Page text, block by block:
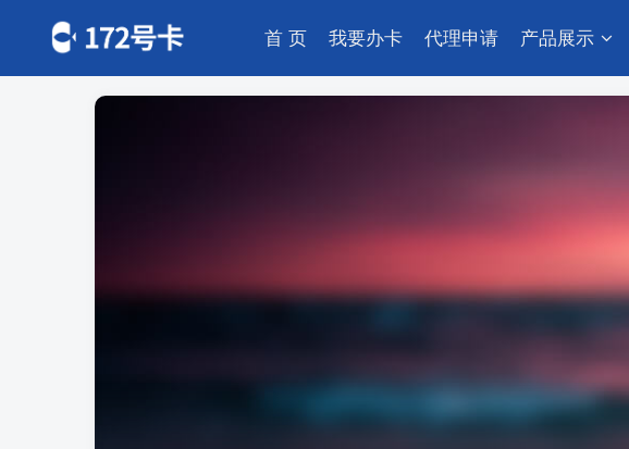
首 页 我要办卡 代理申请 产品展示